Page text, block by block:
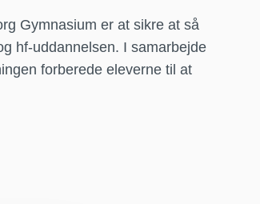
Gymnasium er at sikre at så
hf-uddannelsen. I samarbejde
forberede eleverne til at